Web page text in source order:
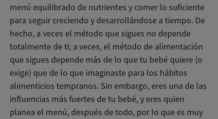
menú equilibrado de nutrientes y comer lo suficiente
para seguir creciendo y desarrollándose a tiempo. De
hecho, a veces el método que sigues no depende
totalmente de ti; a veces, el método de alimentación
que sigues depende más de lo que tu bebé quiere (o
exige) que de lo que imaginaste para los hábitos
alimenticios tempranos. Sin embargo, eres una de las
influencias más fuertes de tu bebé, y eres quien
planea el menú, después de todo, por lo que es muy